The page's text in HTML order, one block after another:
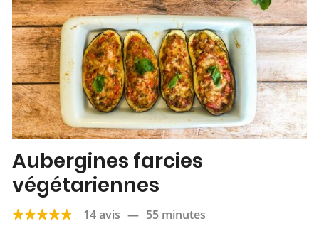
Aubergines farcies
végétariennes
14 avis — 55 minutes